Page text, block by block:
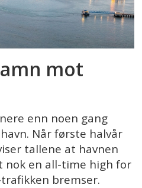
mot
enn noen gang
Når første halvår
tallene at havnen
nok en all-time high for
bremser.